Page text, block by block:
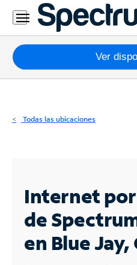
Residencial
Business
Paquetes
Internet
Business
Contáctanos
Ver
Todas las ubicaciones
Internet
de
en Blue Jay,